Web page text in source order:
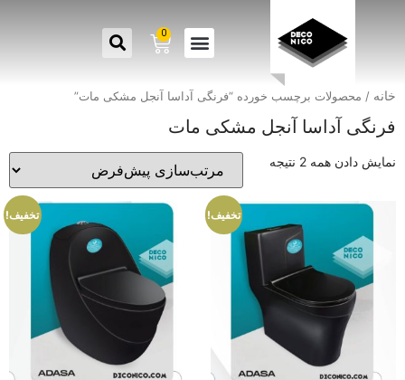
0
خانه / محصولات برچسب خورده “فرنگی آداسا آنجل مشکی مات”
فرنگی آداسا آنجل مشکی مات
نمایش دادن همه 2 نتیجه
تخفیف! تخفیف!